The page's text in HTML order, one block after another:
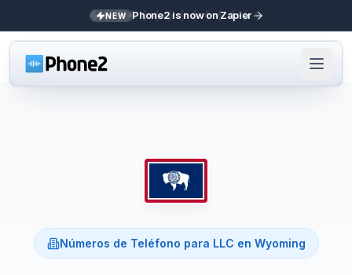
NEW Phone2 is now on Zapier
Números de Teléfono para LLC en Wyoming